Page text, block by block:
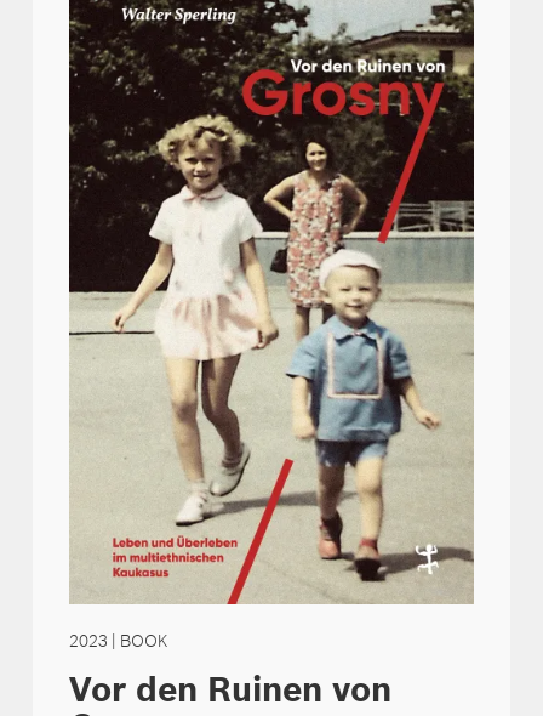
2023 | BOOK
Vor den Ruinen von